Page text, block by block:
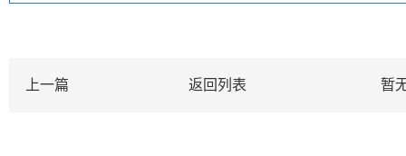
上一篇 返回列表 暂